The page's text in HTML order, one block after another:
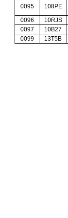
0095
108PE
0096
10RJS
0097
10B27
0099
13T5B